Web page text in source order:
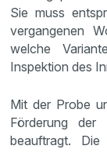
Sie muss
vergangenen
welche
Inspektion des
Mit der Probe
Förderung der
beauftragt.